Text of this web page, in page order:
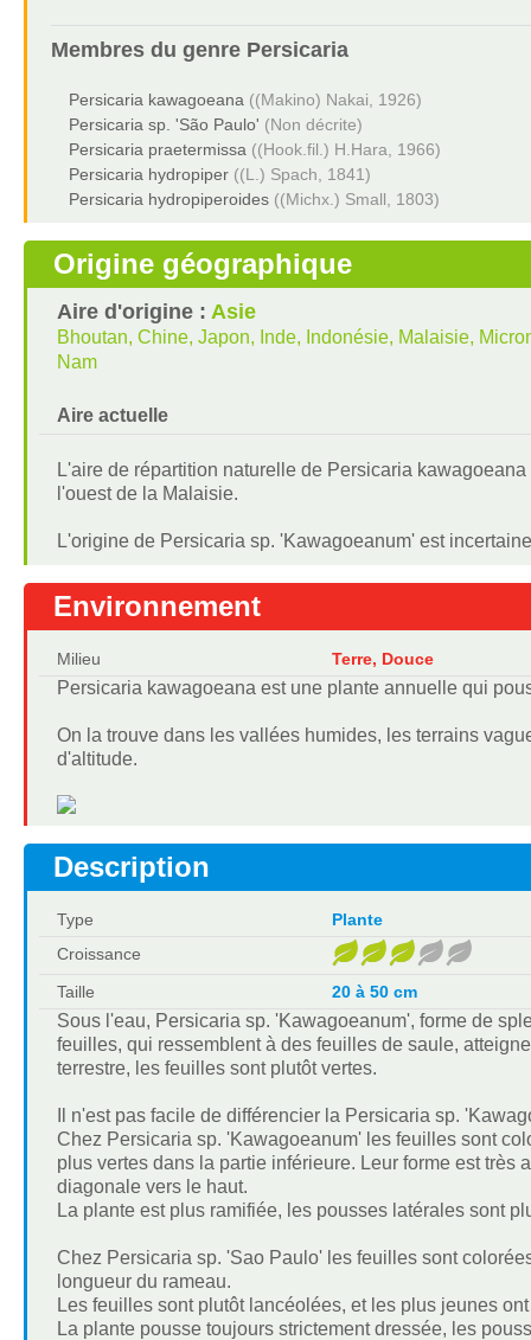
Membres du genre Persicaria
Persicaria kawagoeana ((Makino) Nakai, 1926)
Persicaria sp. 'São Paulo' (Non décrite)
Persicaria praetermissa ((Hook.fil.) H.Hara, 1966)
Persicaria hydropiper ((L.) Spach, 1841)
Persicaria hydropiperoides ((Michx.) Small, 1803)
Origine géographique
Aire d'origine : Asie
Bhoutan, Chine, Japon, Inde, Indonésie, Malaisie,
Nam
Aire actuelle
L'aire de répartition naturelle de Persicaria
l'ouest de la Malaisie.
L'origine de Persicaria sp. 'Kawagoeanum' est
Environnement
Milieu Terre, Douce
Persicaria kawagoeana est une plante annuelle qui
On la trouve dans les vallées humides, les terrains
d'altitude.
Description
Type
Plante
Croissance
Taille
20 à 50 cm
Sous l'eau, Persicaria sp. 'Kawagoeanum', forme de
feuilles, qui ressemblent à des feuilles de saule,
terrestre, les feuilles sont plutôt vertes.
Il n'est pas facile de différencier la Persicaria sp.
Chez Persicaria sp. 'Kawagoeanum' les feuilles sont
plus vertes dans la partie inférieure. Leur forme est
diagonale vers le haut.
La plante est plus ramifiée, les pousses latérales sont
Chez Persicaria sp. 'Sao Paulo' les feuilles sont
longueur du rameau.
Les feuilles sont plutôt lancéolées, et les plus jeunes
La plante pousse toujours strictement dressée, les